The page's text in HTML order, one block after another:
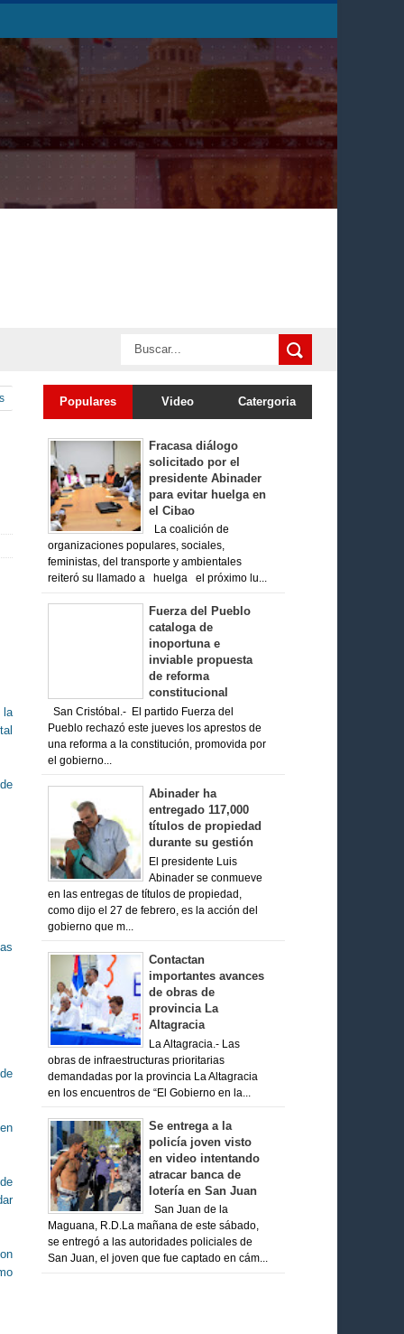
la
Populares Video Catergoria
Fracasa diálogo
solicitado por el
presidente Abinader
para evitar huelga en
el Cibao
La coalición de
organizaciones populares, sociales,
feministas, del transporte y ambientales
reiteró su llamado a huelga el próximo lu...
Fuerza del Pueblo
cataloga de
inoportuna e
inviable propuesta
de reforma
constitucional
San Cristóbal.- El partido Fuerza del
Pueblo rechazó este jueves los aprestos de
una reforma a la constitución, promovida por
el gobierno...
Abinader ha
entregado 117,000
títulos de propiedad
durante su gestión
El presidente Luis
Abinader se conmueve
en las entregas de títulos de propiedad,
como dijo el 27 de febrero, es la acción del
gobierno que m...
Contactan
importantes avances
de obras de
provincia La
Altagracia
La Altagracia.- Las
obras de infraestructuras prioritarias
demandadas por la provincia La Altagracia
en los encuentros de “El Gobierno en la...
Se entrega a la
policía joven visto
en video intentando
atracar banca de
lotería en San Juan
San Juan de la
Maguana, R.D.La mañana de este sábado,
se entregó a las autoridades policiales de
San Juan, el joven que fue captado en cám...